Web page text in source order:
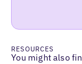
RESOURCES
You might also